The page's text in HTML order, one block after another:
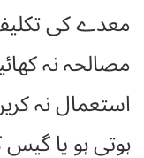
معدے کی
مصالحہ نہ
استعمال نہ
ہوتی ہو یا